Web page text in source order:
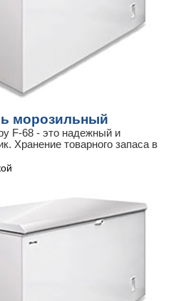
морозильный
F-68 - это надежный и
Хранение товарного запаса в